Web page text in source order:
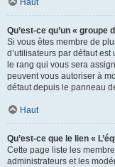
Haut
Qu’est-ce qu’un « groupe
Si vous êtes membre de
d’utilisateurs par défaut
le rang qui vous sera
peuvent vous autoriser à
défaut depuis le panneau
Haut
Qu’est-ce que le lien «
Cette page liste les
administrateurs et les